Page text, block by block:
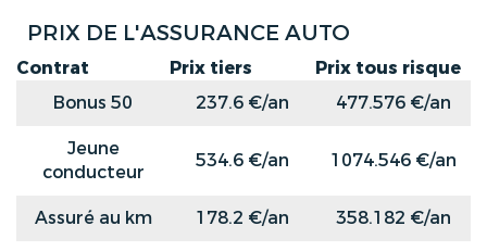
PRIX DE L'ASSURANCE AUTO
Contrat Prix tiers
Prix tous risque
Bonus 50
237.6 €/an
477.576 €/an
Jeune
conducteur
534.6 €/an 1074.546 €/an
Assuré au km 178.2 €/an 358.182 €/an